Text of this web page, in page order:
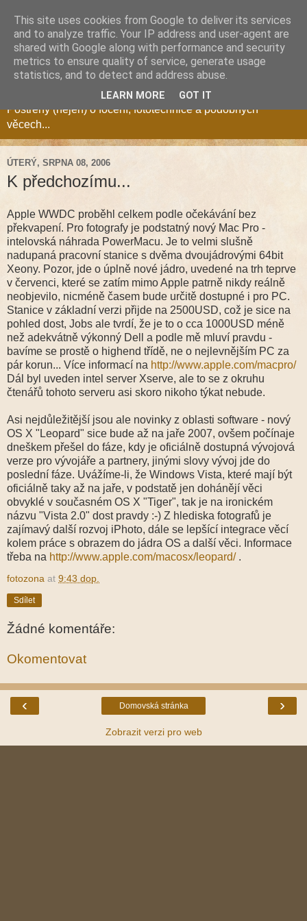
Fotozóna Blog
Postřehy (nejen) o focení, fototechnice a podobných
věcech...
ÚTERÝ, SRPNA 08, 2006
K předchozímu...
Apple WWDC proběhl celkem podle očekávání bez
překvapení. Pro fotografy je podstatný nový Mac Pro -
intelovská náhrada PowerMacu. Je to velmi slušně
nadupaná pracovní stanice s dvěma dvoujádrovými 64bit
Xeony. Pozor, jde o úplně nové jádro, uvedené na trh teprve
v červenci, které se zatím mimo Apple patrně nikdy reálně
neobjevilo, nicméně časem bude určitě dostupné i pro PC.
Stanice v základní verzi přijde na 2500USD, což je sice na
pohled dost, Jobs ale tvrdí, že je to o cca 1000USD méně
než adekvátně výkonný Dell a podle mě mluví pravdu -
bavíme se prostě o highend třídě, ne o nejlevnějším PC za
pár korun... Více informací na http://www.apple.com/macpro/
Dál byl uveden intel server Xserve, ale to se z okruhu
čtenářů tohoto serveru asi skoro nikoho týkat nebude.
Asi nejdůležitější jsou ale novinky z oblasti software - nový
OS X "Leopard" sice bude až na jaře 2007, ovšem počínaje
dneškem přešel do fáze, kdy je oficiálně dostupná vývojová
verze pro vývojáře a partnery, jinými slovy vývoj jde do
poslední fáze. Uvážíme-li, že Windows Vista, které mají být
oficiálně taky až na jaře, v podstatě jen dohánějí věci
obvyklé v současném OS X "Tiger", tak je na ironickém
názvu "Vista 2.0" dost pravdy :-) Z hlediska fotografů je
zajímavý další rozvoj iPhoto, dále se lepšící integrace věcí
kolem práce s obrazem do jádra OS a další věci. Informace
třeba na http://www.apple.com/macosx/leopard/.
fotozona at 9:43 dop.
Sdílet
Žádné komentáře:
Okomentovat
‹ ›
Domovská stránka
Zobrazit verzi pro web
This site uses cookies from Google to deliver its services
and to analyze traffic. Your IP address and user-agent are
shared with Google along with performance and security
metrics to ensure quality of service, generate usage
statistics, and to detect and address abuse.
LEARN MORE GOT IT